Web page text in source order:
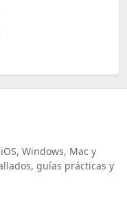
Windows, Mac y
guías prácticas y